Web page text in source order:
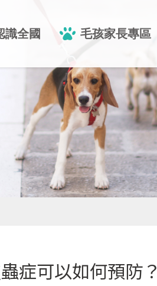
識全國 毛孩家長專區
症可以如何預防？